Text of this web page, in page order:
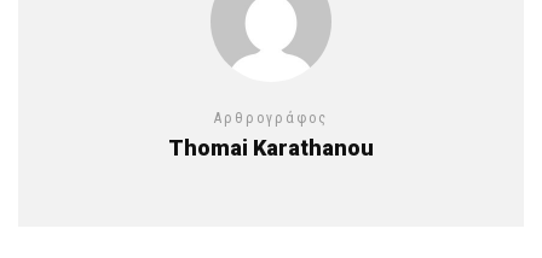
Αρθρογράφος
Thomai Karathanou